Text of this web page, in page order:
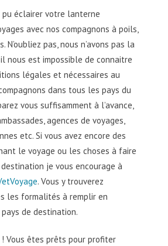
pu éclairer votre lanterne
avec nos compagnons à poils,
pas, nous n’avons pas la
nous est impossible de connaitre
légales et nécessaires au
dans tous les pays du
vous suffisamment à l’avance,
agences de voyages,
etc. Si vous avez encore des
le voyage ou les choses à faire
je vous encourage à
. Vous y trouverez
les formalités à remplir en
de destination.
Vous êtes prêts pour profiter